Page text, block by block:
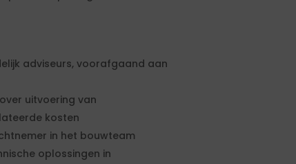
adviseurs, voorafgaand aan
uitvoering van
kosten
in het bouwteam
oplossingen in